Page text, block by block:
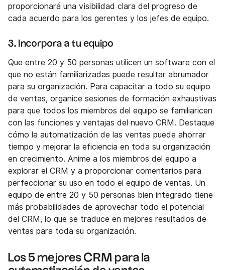
proporcionará una visibilidad clara del progreso de
cada acuerdo para los gerentes y los jefes de equipo.
3. Incorpora a tu equipo
Que entre 20 y 50 personas utilicen un software con el
que no están familiarizadas puede resultar abrumador
para su organización. Para capacitar a todo su equipo
de ventas, organice sesiones de formación exhaustivas
para que todos los miembros del equipo se familiaricen
con las funciones y ventajas del nuevo CRM. Destaque
cómo la automatización de las ventas puede ahorrar
tiempo y mejorar la eficiencia en toda su organización
en crecimiento. Anime a los miembros del equipo a
explorar el CRM y a proporcionar comentarios para
perfeccionar su uso en todo el equipo de ventas. Un
equipo de entre 20 y 50 personas bien integrado tiene
más probabilidades de aprovechar todo el potencial
del CRM, lo que se traduce en mejores resultados de
ventas para toda su organización.
Los 5 mejores CRM para la